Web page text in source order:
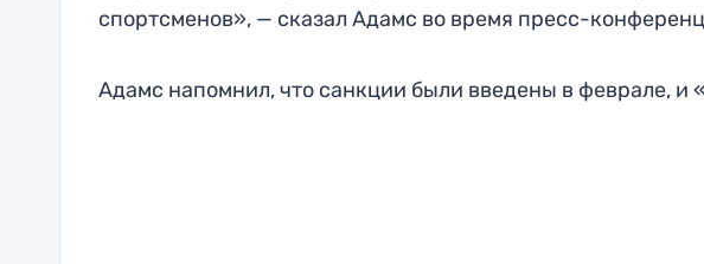
спортсменов», — сказал Адамс во время пресс-
Адамс напомнил, что санкции были введены в феврале, и